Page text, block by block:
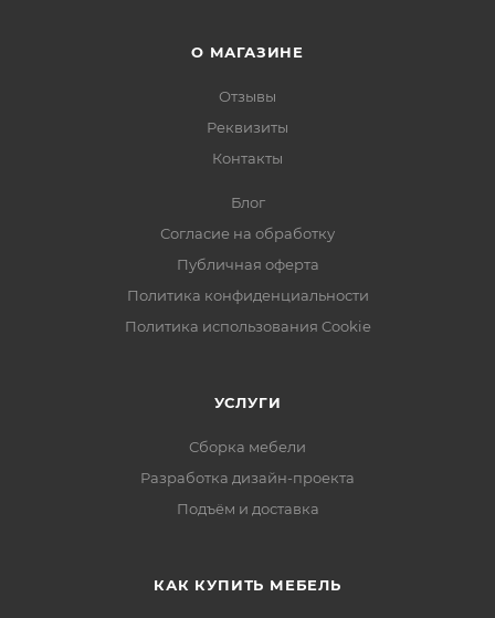
О МАГАЗИНЕ
Отзывы
Реквизиты
Контакты
Блог
Согласие на обработку
Публичная оферта
Политика конфиденциальности
Политика использования Cookie
УСЛУГИ
Сборка мебели
Разработка дизайн-проекта
Подъём и доставка
КАК КУПИТЬ МЕБЕЛЬ